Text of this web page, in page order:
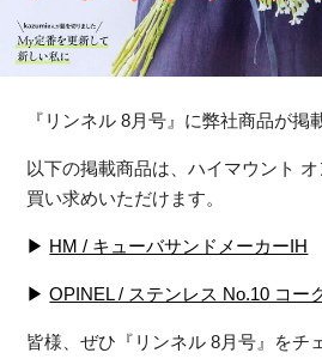
『リンネル 8月号』に弊社商品が掲
以下の掲載商品は、ハイマウント
買い求めいただけます。
▶ HM / キューバサンドメーカーIH
▶OPINEL / ステンレス No.10 コー
皆様、ぜひ『リンネル 8月号』をチ